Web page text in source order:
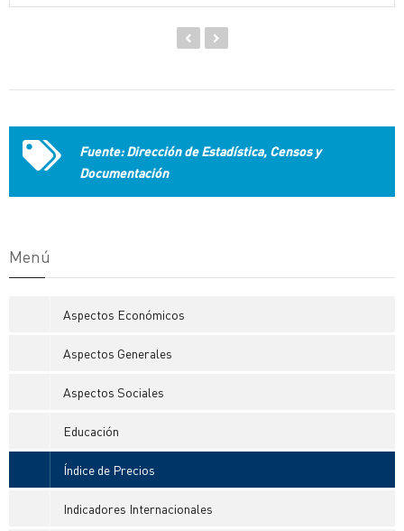
Fuente: Dirección de Estadística, Censos y
Documentación
Menú
Aspectos Económicos
Aspectos Generales
Aspectos Sociales
Educación
Índice de Precios
Indicadores Internacionales